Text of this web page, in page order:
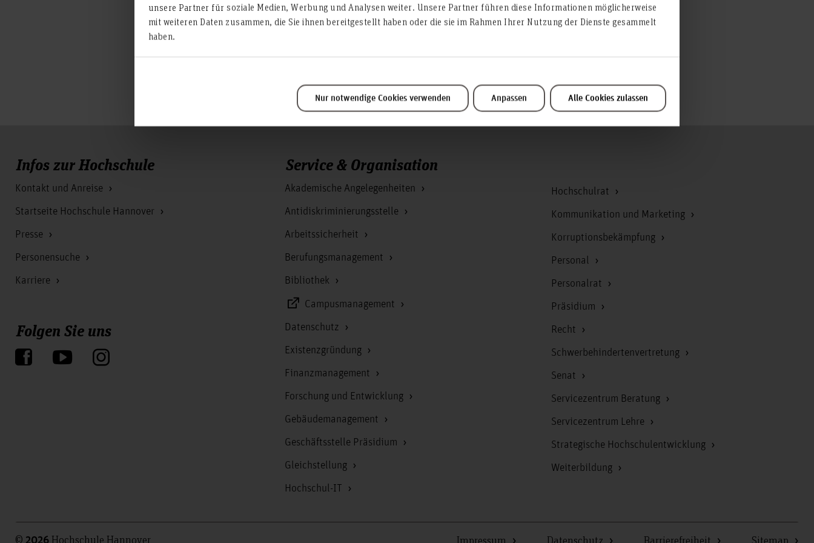
unsere Partner für soziale Medien, Werbung und Analysen weiter. Unsere Partner führen diese Informationen möglicherweise
mit weiteren Daten zusammen, die Sie ihnen bereitgestellt haben oder die sie im Rahmen Ihrer Nutzung der Dienste gesammelt
haben.
Nur notwendige Cookies verwenden Anpassen Alle Cookies zulassen
Gelegenheit zur Vernetzung sowie zur Weiterentwicklung eigener Forschungsinteressen – ein
inspirierendes Erlebnis für alle Beteiligten.
Infos zur Hochschule
Kontakt und Anreise
Startseite Hochschule Hannover
Presse
Personensuche
Karriere
Folgen Sie uns
Service & Organisation
Akademische Angelegenheiten
Antidiskriminierungsstelle
Arbeitssicherheit
Berufungsmanagement
Bibliothek
Campusmanagement
Datenschutz
Existenzgründung
Finanzmanagement
Forschung und Entwicklung
Gebäudemanagement
Geschäftsstelle Präsidium
Gleichstellung
Hochschul-IT
Hochschulrat
Kommunikation und Marketing
Korruptionsbekämpfung
Personal
Personalrat
Präsidium
Recht
Schwerbehindertenvertretung
Senat
Servicezentrum Beratung
Servicezentrum Lehre
Strategische Hochschulentwicklung
Weiterbildung
© Hochschule Hannover Impressum Datenschutz Barrierefreiheit Sitemap